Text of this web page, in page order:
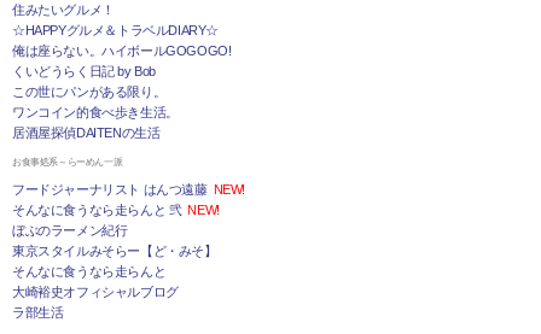
住みたいグルメ！
☆HAPPYグルメ＆トラベルDIARY☆
俺は座らない。ハイボールGOGOGO!
くいどうらく日記 by Bob
この世にパンがある限り。
ワンコイン的食べ歩き生活。
居酒屋探偵DAITENの生活
お食事処系～らーめん一派
フードジャーナリスト はんつ遠藤 NEW!
そんなに食うなら走らんと 弐 NEW!
ぼぶのラーメン紀行
東京スタイルみそらー【ど・みそ】
そんなに食うなら走らんと
大崎裕史オフィシャルブログ
ラ部生活